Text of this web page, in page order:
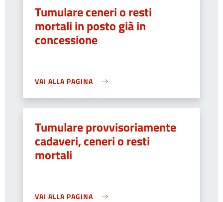
Tumulare ceneri o resti
mortali in posto già in
concessione
VAI ALLA PAGINA
Tumulare provvisoriamente
cadaveri, ceneri o resti
mortali
VAI ALLA PAGINA